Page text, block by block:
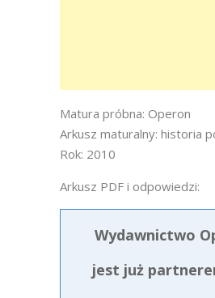
Matura próbna: Operon
Arkusz maturalny: historia
Rok: 2010
Arkusz PDF i odpowiedzi:
Wydawnictwo
jest już